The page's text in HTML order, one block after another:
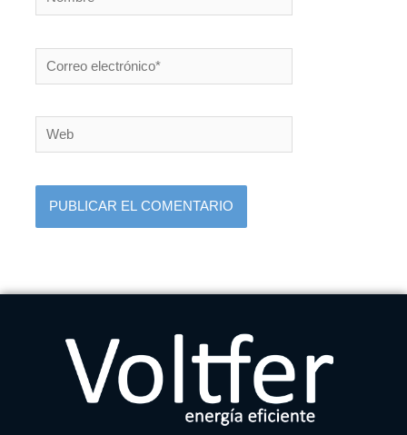
Correo
electrónico*
Web